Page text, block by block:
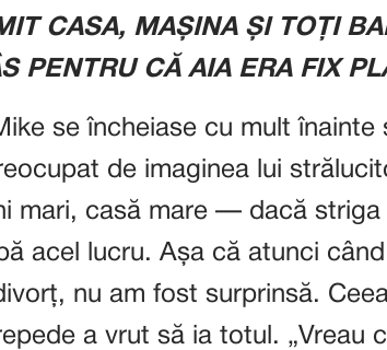
CASA, MAȘINA ȘI TOȚI
PENTRU CĂ AIA ERA FIX
se încheiase cu mult înainte
de imaginea lui
mari, casă mare — dacă striga
acel lucru. Așa că atunci
nu am fost surprinsă.
a vrut să ia totul. „Vreau